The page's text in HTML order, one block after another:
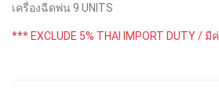
เครื่องฉีดพ่น 9 UNITS
*** EXCLUDE 5% THAI IMPORT DUTY / มี